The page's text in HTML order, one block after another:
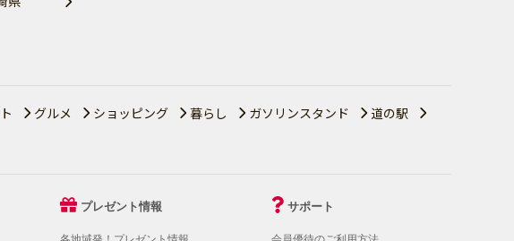
グルメ ショッピング 暮らし ガソリンスタンド
道の駅
プレゼント情報 サポート